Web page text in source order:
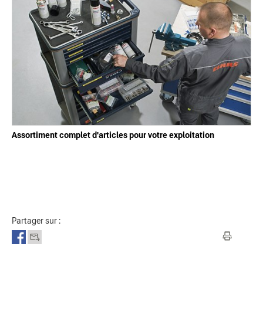
Assortiment complet d'articles pour votre exploitation
Partager sur :